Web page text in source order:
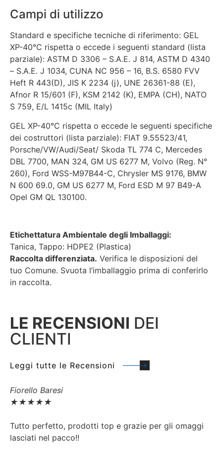
Campi di utilizzo
Standard e specifiche tecniche di riferimento: GEL
XP-40°C rispetta o eccede i seguenti standard (lista
parziale): ASTM D 3306 – S.A.E. J 814, ASTM D 4340
– S.A.E. J 1034, CUNA NC 956 – 16, B.S. 6580 FVV
Heft R 443(D), JIS K 2234 (j), UNE 26361-88 (E),
Afnor R 15/601 (F), KSM 2142 (K), EMPA (CH), NATO
S 759, E/L 1415c (MIL Italy)
GEL XP-40°C rispetta o eccede le seguenti specifiche
dei costruttori (lista parziale): FIAT 9.55523/41,
Porsche/VW/Audi/Seat/ Skoda TL 774 C, Mercedes
DBL 7700, MAN 324, GM US 6277 M, Volvo (Reg. N°
260), Ford WSS-M97B44-C, Chrysler MS 9176, BMW
N 600 69.0, GM US 6277 M, Ford ESD M 97 B49-A
Opel GM QL 130100.
Etichettatura Ambientale degli Imballaggi:
Tanica, Tappo: HDPE2 (Plastica)
Raccolta differenziata. Verifica le disposizioni del
tuo Comune. Svuota l’imballaggio prima di conferirlo
in raccolta.
LE RECENSIONI DEI
CLIENTI
Leggi tutte le Recensioni
Fiorello Baresi
★★★★★
Tutto perfetto, prodotti top e grazie per gli omaggi
lasciati nel pacco!!